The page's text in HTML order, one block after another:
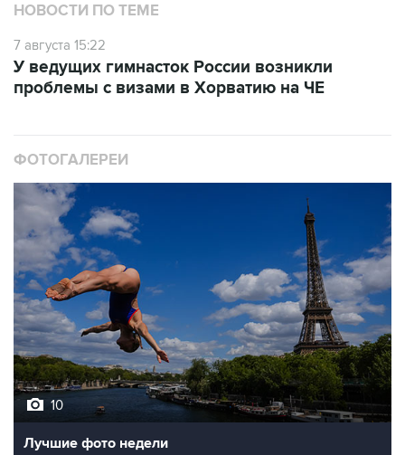
НОВОСТИ ПО ТЕМЕ
7 августа 15:22
У ведущих гимнасток России возникли
проблемы с визами в Хорватию на ЧЕ
ФОТОГАЛЕРЕИ
10
Лучшие фото недели